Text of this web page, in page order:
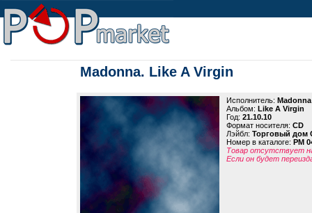
Madonna. Like A Virgin
Исполнитель: Madonna
Альбом: Like A Virgin
Год: 21.10.10
Формат носителя: CD
Лэйбл: Торговый дом
Номер в каталоге: PM
Товар отсутствует
Если он будет